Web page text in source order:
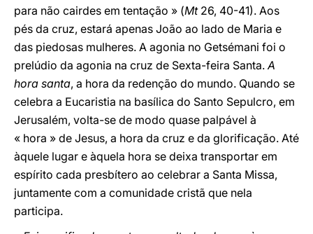
para não cairdes em tentação » (Mt26, 40-41). Aos
pés da cruz, estará apenas João ao lado de Maria e
das piedosas mulheres. A agonia no Getsémani foi o
prelúdio da agonia na cruz de Sexta-feira Santa.A
hora santa, a hora da redenção do mundo. Quando se
celebra a Eucaristia na basílica do Santo Sepulcro, em
Jerusalém, volta-se de modo quase palpável à
« hora » de Jesus, a hora da cruz e da glorificação. Até
àquele lugar e àquela hora se deixa transportar em
espírito cada presbítero ao celebrar a Santa Missa,
juntamente com a comunidade cristã que nela
participa.